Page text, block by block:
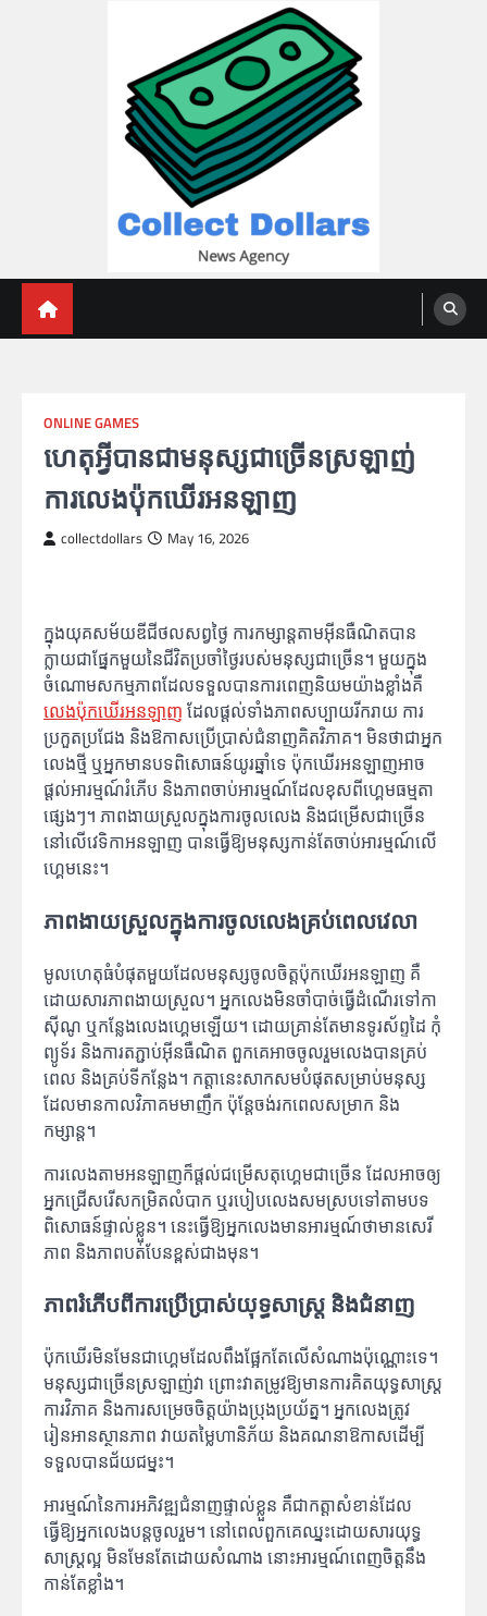
ONLINE GAMES
ហេតុអ្វីបានជាមនុស្សជាច្រើនស្រឡាញ់
ការលេងប៉ុកឃើរអនឡាញ
collectdollars May 16, 2026
ក្នុងយុគសម័យឌីជីថលសព្វថ្ងៃ ការកម្សាន្តតាមអ៊ីនធឺណិតបាន
ក្លាយជាផ្នែកមួយនៃជីវិតប្រចាំថ្ងៃរបស់មនុស្សជាច្រើន។ មួយក្នុង
ចំណោមសកម្មភាពដែលទទួលបានការពេញនិយមយ៉ាងខ្លាំងគឺ
លេងប៉ុកឃើរអនឡាញ ដែលផ្តល់ទាំងភាពសប្បាយរីករាយ ការ
ប្រកួតប្រជែង និងឱកាសប្រើប្រាស់ជំនាញគិតវិភាគ។ មិនថាជាអ្នក
លេងថ្មី ឬអ្នកមានបទពិសោធន៍យូរឆ្នាំទេ ប៉ុកឃើរអនឡាញអាច
ផ្តល់អារម្មណ៍រំភើប និងភាពចាប់អារម្មណ៍ដែលខុសពីហ្គេមធម្មតា
ផ្សេងៗ។ ភាពងាយស្រួលក្នុងការចូលលេង និងជម្រើសជាច្រើន
នៅលើវេទិកាអនឡាញ បានធ្វើឱ្យមនុស្សកាន់តែចាប់អារម្មណ៍លើ
ហ្គេមនេះ។
ភាពងាយស្រួលក្នុងការចូលលេងគ្រប់ពេលវេលា
មូលហេតុធំបំផុតមួយដែលមនុស្សចូលចិត្តប៉ុកឃើរអនឡាញ គឺ
ដោយសារភាពងាយស្រួល។ អ្នកលេងមិនចាំបាច់ធ្វើដំណើរទៅកា
ស៊ីណូ ឬកន្លែងលេងហ្គេមឡើយ។ ដោយគ្រាន់តែមានទូរស័ព្ទដៃ កុំ
ព្យូទ័រ និងការតភ្ជាប់អ៊ីនធឺណិត ពួកគេអាចចូលរួមលេងបានគ្រប់
ពេល និងគ្រប់ទីកន្លែង។ កត្តានេះសាកសមបំផុតសម្រាប់មនុស្ស
ដែលមានកាលវិភាគមមាញឹក ប៉ុន្តែចង់រកពេលសម្រាក និង
កម្សាន្ត។
ការលេងតាមអនឡាញក៏ផ្តល់ជម្រើសតុហ្គេមជាច្រើន ដែលអាចឲ្យ
អ្នកជ្រើសរើសកម្រិតលំបាក ឬរបៀបលេងសមស្របទៅតាមបទ
ពិសោធន៍ផ្ទាល់ខ្លួន។ នេះធ្វើឱ្យអ្នកលេងមានអារម្មណ៍ថាមានសេរី
ភាព និងភាពបត់បែនខ្ពស់ជាងមុន។
ភាពរំភើបពីការប្រើប្រាស់យុទ្ធសាស្ត្រ និងជំនាញ
ប៉ុកឃើរមិនមែនជាហ្គេមដែលពឹងផ្អែកតែលើសំណាងប៉ុណ្ណោះទេ។
មនុស្សជាច្រើនស្រឡាញ់វា ព្រោះវាតម្រូវឱ្យមានការគិតយុទ្ធសាស្ត្រ
ការវិភាគ និងការសម្រេចចិត្តយ៉ាងប្រុងប្រយ័ត្ន។ អ្នកលេងត្រូវ
រៀនអានស្ថានភាព វាយតម្លៃហានិភ័យ និងគណនាឱកាសដើម្បី
ទទួលបានជ័យជម្នះ។
អារម្មណ៍នៃការអភិវឌ្ឍជំនាញផ្ទាល់ខ្លួន គឺជាកត្តាសំខាន់ដែល
ធ្វើឱ្យអ្នកលេងបន្តចូលរួម។ នៅពេលពួកគេឈ្នះដោយសារយុទ្ធ
សាស្ត្រល្អ មិនមែនតែដោយសំណាង នោះអារម្មណ៍ពេញចិត្តនឹង
កាន់តែខ្លាំង។